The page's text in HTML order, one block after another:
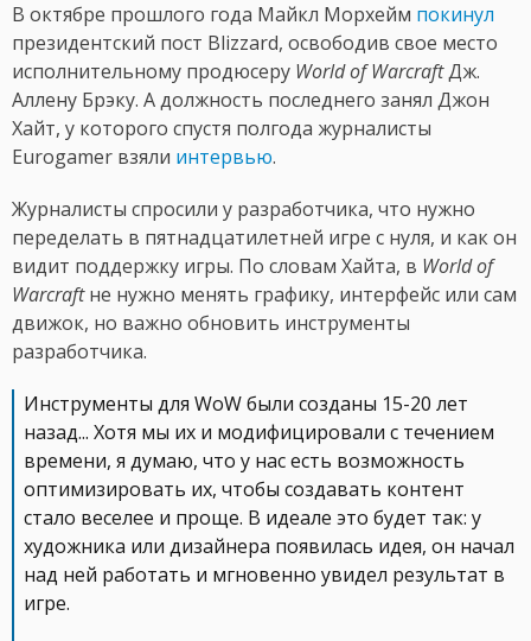
В октябре прошлого года Майкл Морхейм покинул
президентский пост Blizzard, освободив свое место
исполнительному продюсеру World of WarcraftДж.
Аллену Брэку. А должность последнего занял Джон
Хайт, у которого спустя полгода журналисты
Eurogamer взяли интервью.
Журналисты спросили у разработчика, что нужно
переделать в пятнадцатилетней игре с нуля, и как он
видит поддержку игры. По словам Хайта, в World of
Warcraftне нужно менять графику, интерфейс или сам
движок, но важно обновить инструменты
разработчика.
Инструменты для WoW были созданы 15-20 лет
назад... Хотя мы их и модифицировали с течением
времени, я думаю, что у нас есть возможность
оптимизировать их, чтобы создавать контент
стало веселее и проще. В идеале это будет так: у
художника или дизайнера появилась идея, он начал
над ней работать и мгновенно увидел результат в
игре.